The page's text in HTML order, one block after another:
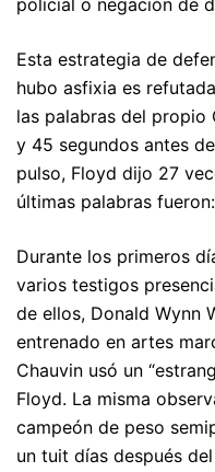
policial o negación de
Esta estrategia de
hubo asfixia es
las palabras del propio
y 45 segundos antes
pulso, Floyd dijo 27
últimas palabras
Durante los primeros
varios testigos
de ellos, Donald Wynn
entrenado en artes
Chauvin usó un
Floyd. La misma
campeón de peso
un tuit días después